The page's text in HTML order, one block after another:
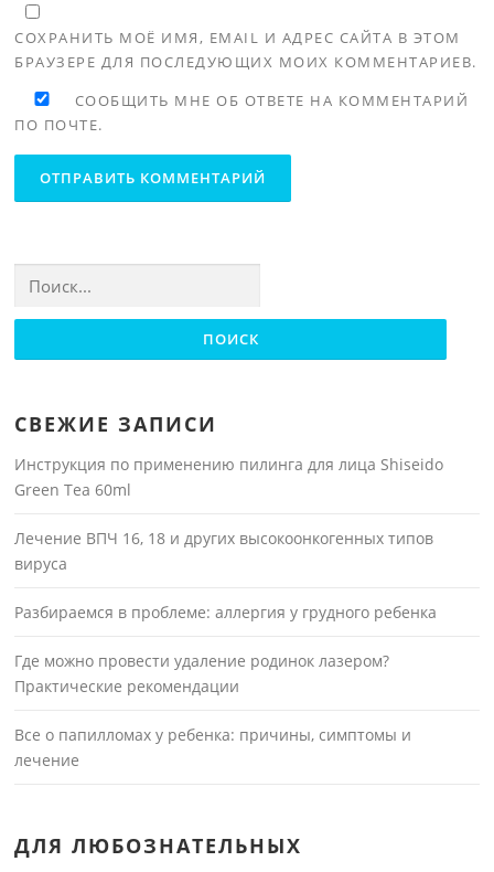
СОХРАНИТЬ МОЁ ИМЯ, EMAIL И АДРЕС САЙТА В ЭТОМ
БРАУЗЕРЕ ДЛЯ ПОСЛЕДУЮЩИХ МОИХ КОММЕНТАРИЕВ.
СООБЩИТЬ МНЕ ОБ ОТВЕТЕ НА КОММЕНТАРИЙ
ПО ПОЧТЕ.
СВЕЖИЕ ЗАПИСИ
Инструкция по применению пилинга для лица Shiseido
Green Tea 60ml
Лечение ВПЧ 16, 18 и других высокоонкогенных типов
вируса
Разбираемся в проблеме: аллергия у грудного ребенка
Где можно провести удаление родинок лазером?
Практические рекомендации
Все о папилломах у ребенка: причины, симптомы и
лечение
ДЛЯ ЛЮБОЗНАТЕЛЬНЫХ